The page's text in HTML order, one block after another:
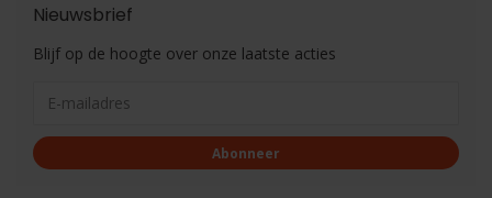
Nieuwsbrief
Blijf op de hoogte over onze laatste acties
Abonneer